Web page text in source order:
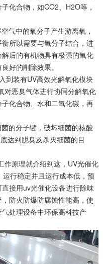
化合物，如CO2、H2O等，
气中的氧分子产生游离氧，
所以需要与氧分子结合，进
后的有机物具有极强的氧化
好的削除效果。
到装有UV高效光解氧化模块
对恶臭气体进行协同分解氧化
化合物、水和二氧化碳，再
的分子键，破坏细菌的核酸
达到脱臭及杀灭细菌的目
作原理就介绍到这，UV光催化
行稳定并且运行成本低，预
接用uv光催化设备进行除味
防火防爆防腐蚀性能高，使
处理设备中环保高科技产